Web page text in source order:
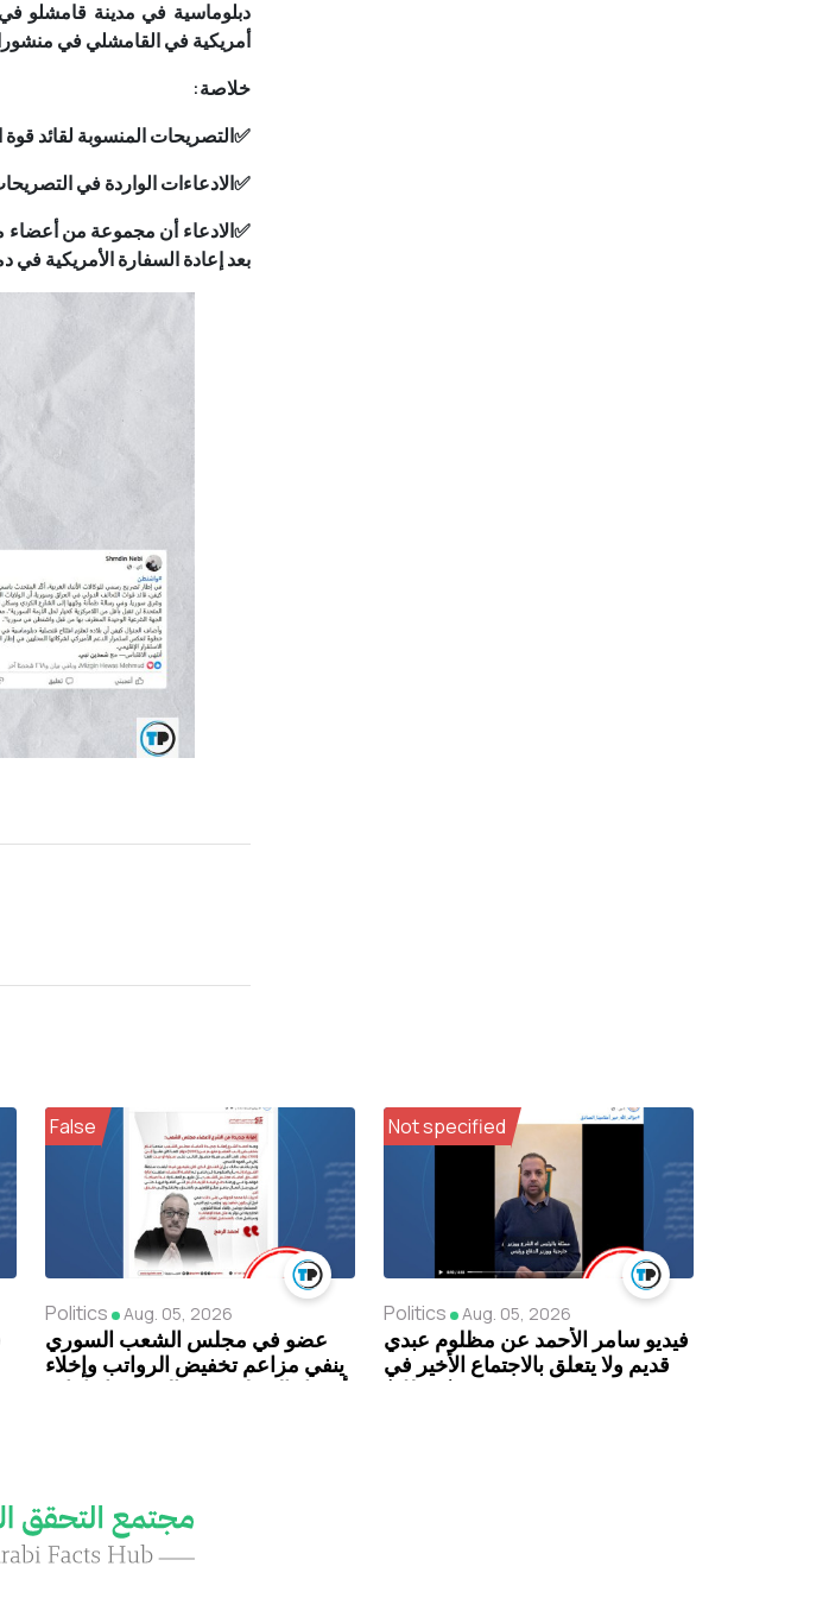
دبلوماسية في مدينة قامشلو
أمريكية في القامشلي في
خلاصة:
✅التصريحات المنسوبة لقائد
✅الادعاءات الواردة في
✅الادعاء أن مجموعة من
بعد إعادة السفارة الأمريكية
False
Politics Aug. 05, 2026
عضو في مجلس الشعب السوري
ينفي مزاعم تخفيض الرواتب وإخلاء
أعضاء المجلس من الفندق “اتهامات
Not specified
Politics Aug. 05, 2026
فيديو سامر الأحمد عن مظلوم عبدي
قديم ولا يتعلق بالاجتماع الأخير في
دمشق (مضلل)